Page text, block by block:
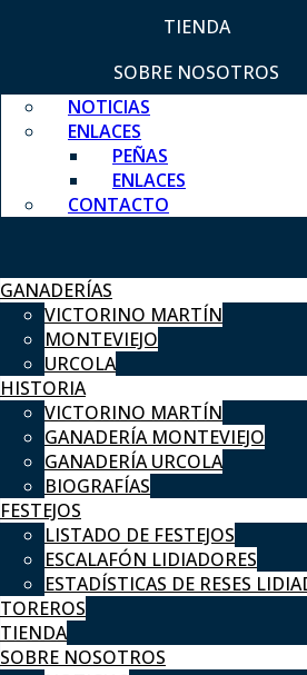
TIENDA
SOBRE NOSOTROS
NOTICIAS
ENLACES
PEÑAS
ENLACES
CONTACTO
GANADERÍAS
VICTORINO MARTÍN
MONTEVIEJO
URCOLA
HISTORIA
VICTORINO MARTÍN
GANADERÍA MONTEVIEJO
GANADERÍA URCOLA
BIOGRAFÍAS
FESTEJOS
LISTADO DE FESTEJOS
ESCALAFÓN LIDIADORES
ESTADÍSTICAS DE RESES
TOREROS
TIENDA
SOBRE NOSOTROS